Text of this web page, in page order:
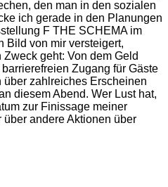
den man in den sozialen
ich gerade in den Planungen
F THE SCHEMA im
Bild von mir versteigert,
geht: Von dem Geld
Zugang für Gäste
über zahlreiches Erscheinen
diesem Abend. Wer Lust hat,
zur Finissage meiner
andere Aktionen über